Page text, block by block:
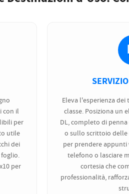
con il
per
utile
dei
per
Eleva l'esperienza
classe. Posiziona un
DL, completo di
o sullo scrittoio
per prendere appunti
telefono o lasciare
cortesia che
professionalità,